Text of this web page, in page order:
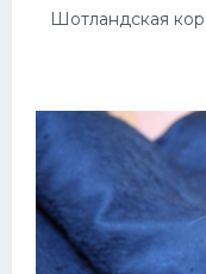
Шотландская